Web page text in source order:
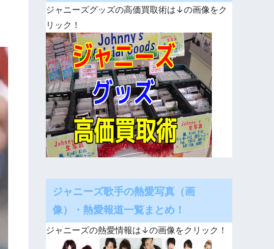
ジャニーズグッズの高価買取術は↓の画像をク
リック！
ジャニーズ歌手の熱愛写真（画
像）・熱愛報道一覧まとめ！
ジャニーズの熱愛情報は↓の画像をクリック！